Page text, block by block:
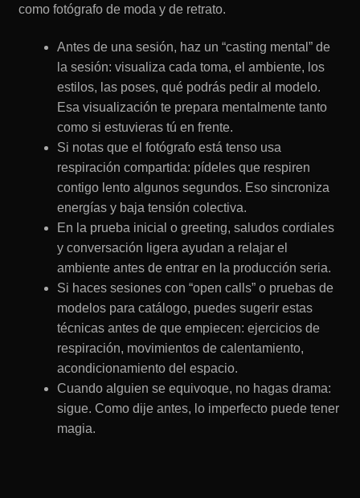
como fotógrafo de moda y de retrato.
Antes de una sesión, haz un “casting mental” de
la sesión: visualiza cada toma, el ambiente, los
estilos, las poses, qué podrás pedir al modelo.
Esa visualización te prepara mentalmente tanto
como si estuvieras tú en frente.
Si notas que el fotógrafo está tenso usa
respiración compartida: pídeles que respiren
contigo lento algunos segundos. Eso sincroniza
energías y baja tensión colectiva.
En la prueba inicial o greeting, saludos cordiales
y conversación ligera ayudan a relajar el
ambiente antes de entrar en la producción seria.
Si haces sesiones con “open calls” o pruebas de
modelos para catálogo, puedes sugerir estas
técnicas antes de que empiecen: ejercicios de
respiración, movimientos de calentamiento,
acondicionamiento del espacio.
Cuando alguien se equivoque, no hagas drama:
sigue. Como dije antes, lo imperfecto puede tener
magia.